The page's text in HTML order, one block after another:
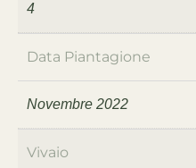
4
Data Piantagione
Novembre 2022
Vivaio